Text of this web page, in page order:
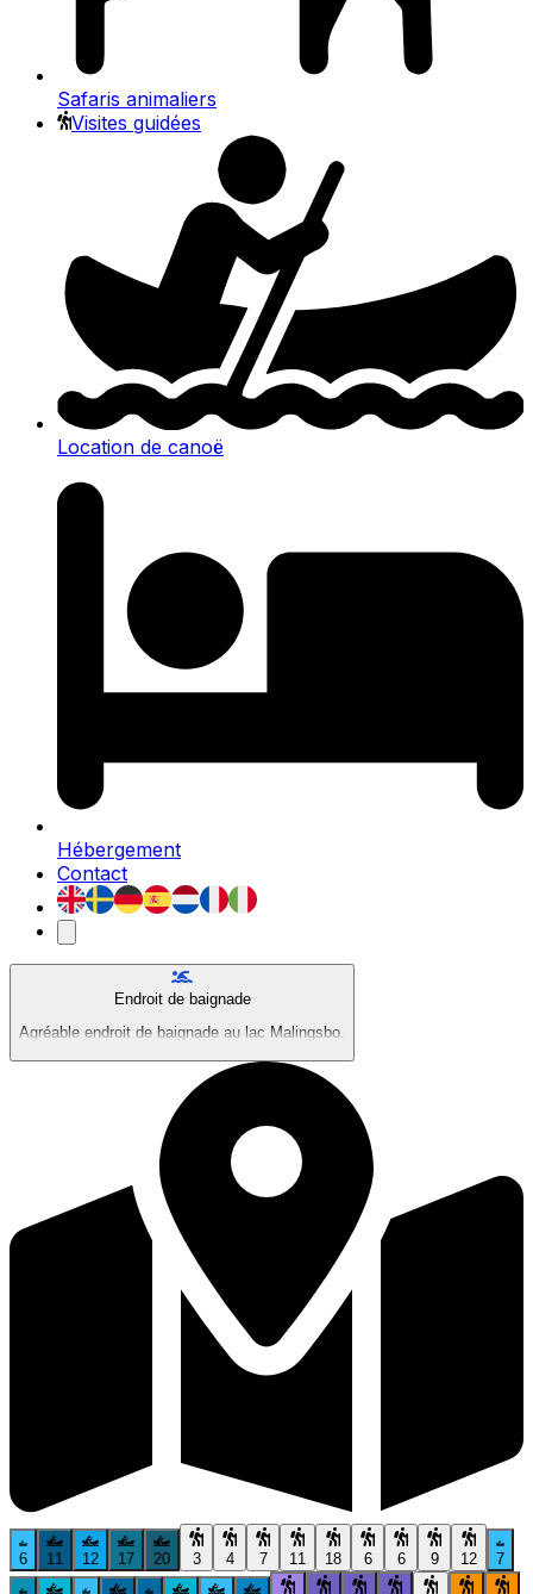
Safaris animaliers
Visites guidées
Location de canoë
Hébergement
Contact
Endroit de baignade
Agréable endroit de baignade au lac Malingsbo.
6 11 12 17 20 3 4 7 11 18 6 6 9 12 7